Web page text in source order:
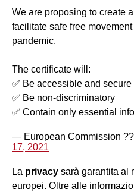
We are proposing to create
facilitate safe free
pandemic.
The certificate will:
✅ Be accessible and
✅ Be non-discriminatory
✅ Contain only essential
— European Commission
17, 2021
La privacy sarà garantita al
europei. Oltre alle